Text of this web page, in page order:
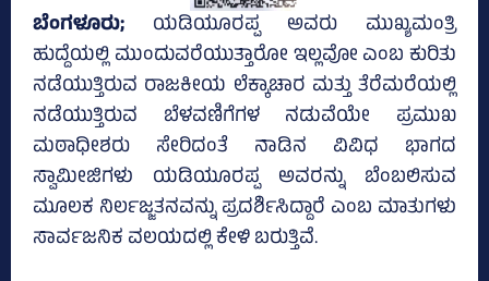
ಬೆಂಗಳೂರು; ಯಡಿಯೂರಪ್ಪ ಅವರು ಮುಖ್ಯಮಂತ್ರಿ
ಹುದ್ದೆಯಲ್ಲಿ ಮುಂದುವರೆಯುತ್ತಾರೋ ಇಲ್ಲವೋ ಎಂಬ ಕುರಿತು
ನಡೆಯುತ್ತಿರುವ ರಾಜಕೀಯ ಲೆಕ್ಕಾಚಾರ ಮತ್ತು ತೆರೆಮರೆಯಲ್ಲಿ
ನಡೆಯುತ್ತಿರುವ ಬೆಳವಣಿಗೆಗಳ ನಡುವೆಯೇ ಪ್ರಮುಖ
ಮಠಾಧೀಶರು ಸೇರಿದಂತೆ ನಾಡಿನ ವಿವಿಧ ಭಾಗದ
ಸ್ವಾಮೀಜಿಗಳು ಯಡಿಯೂರಪ್ಪ ಅವರನ್ನು ಬೆಂಬಲಿಸುವ
ಮೂಲಕ ನಿರ್ಲಜ್ಜತನವನ್ನು ಪ್ರದರ್ಶಿಸಿದ್ದಾರೆ ಎಂಬ ಮಾತುಗಳು
ಸಾರ್ವಜನಿಕ ವಲಯದಲ್ಲಿ ಕೇಳಿ ಬರುತ್ತಿವೆ.